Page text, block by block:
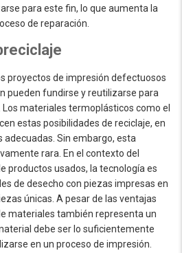
para este fin, lo que aumenta la
de reparación.
proyectos de impresión defectuosos
pueden fundirse y reutilizarse para
materiales termoplásticos como el
estas posibilidades de reciclaje, en
adecuadas. Sin embargo, esta
rara. En el contexto del
productos usados, la tecnología es
de desecho con piezas impresas en
únicas. A pesar de las ventajas
materiales también representa un
debe ser lo suficientemente
en un proceso de impresión.